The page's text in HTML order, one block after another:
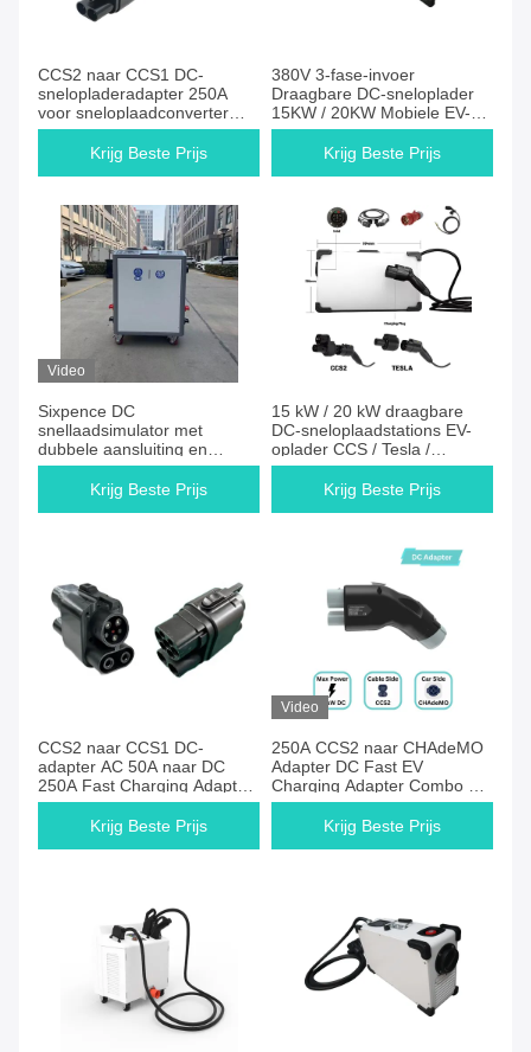
CCS2 naar CCS1 DC-
snelopladeradapter 250A
voor sneloplaadconverter
300V - 1000V
Krijg Beste Prijs
380V 3-fase-invoer
Draagbare DC-sneloplader
15KW / 20KW Mobiele EV-
oplaadstation
Krijg Beste Prijs
Video
Sixpence DC
snellaadsimulator met
dubbele aansluiting en
2*15kW resistieve belasting,
draagbare oplader tester
Krijg Beste Prijs
15 kW / 20 kW draagbare
DC-sneloplaadstations EV-
oplader CCS / Tesla /
CHAdeMO / GBT
Krijg Beste Prijs
CCS2 naar CCS1 DC-
adapter AC 50A naar DC
250A Fast Charging Adapter
voor EV-auto's DC-
snelopladerKrijg Beste Prijs
Video
250A CCS2 naar CHAdeMO
Adapter DC Fast EV
Charging Adapter Combo 2
naar CHAdeMO EVSE
Adapter voor Nissan Leaf
Krijg Beste Prijs